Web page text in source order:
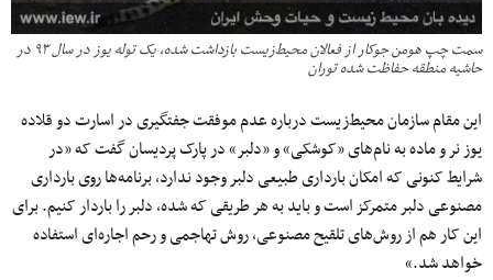
سمت چپ هومن جوکار از فعالان محیط‌زیست بازداشت شده، یک توله یوز در سال ۹۳ در
حاشیه منطقه حفاظت شده توران
این مقام سازمان محیط‌زیست درباره عدم موفقت جفتگیری در اسارت دو قلاده
یوز نر و ماده به ‌نام‌های «کوشکی» و «دلبر» در پارک پردیسان گفت که «در
شرایط کنونی که امکان بارداری طبیعی دلبر وجود ندارد، برنامه‌ها روی بارداری
مصنوعی دلبر متمرکز است و باید به هر طریقی که شده، دلبر را باردار کنیم. برای
این کار هم از روش‌های تلقیح مصنوعی، روش تهاجمی و رحم اجاره‌ای استفاده
خواهد شد.»